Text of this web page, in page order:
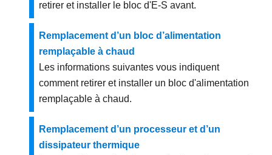
retirer et installer le bloc d'E-S avant.
Remplacement d’un bloc d’alimentation
remplaçable à chaud
Les informations suivantes vous indiquent
comment retirer et installer un bloc d'alimentation
remplaçable à chaud.
Remplacement d’un processeur et d’un
dissipateur thermique